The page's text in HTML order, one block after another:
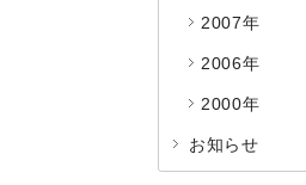
2007年
2006年
2000年
お知らせ